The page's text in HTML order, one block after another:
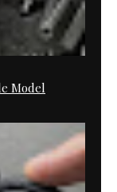
Model